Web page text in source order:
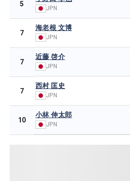
5
JPN
7
海老根 文博
JPN
7
近藤 啓介
JPN
7
西村 匡史
JPN
10
小林 伸太郎
JPN